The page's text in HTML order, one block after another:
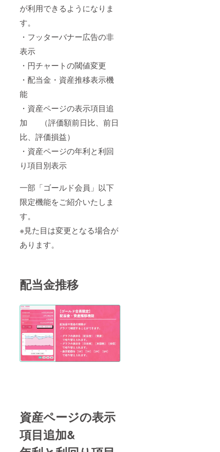
が利用できるようになりま
す。
・フッターバナー広告の非
表示
・円チャートの閾値変更
・配当金・資産推移表示機
能
・資産ページの表示項目追
加 （評価額前日比、前日
比、評価損益）
・資産ページの年利と利回
り項目別表示
一部「ゴールド会員」以下
限定機能をご紹介いたしま
す。
※見た目は変更となる場合が
あります。
配当金推移
資産ページの表示
項目追加&